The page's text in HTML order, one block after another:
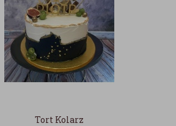
Tort Kolarz